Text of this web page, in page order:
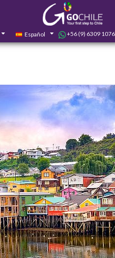
Español +56 (9) 6309 1076